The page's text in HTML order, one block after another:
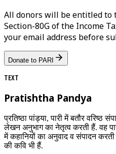
All donors will be entitled to
Section-80G of the Income
your email address before
Donate to PARI
TEXT
Pratishtha Pandya
प्रतिष्ठा पांड्या, पारी में बतौर वरिष्ठ
लेखन अनुभाग का नेतृत्व करती हैं. वह
में कहानियों का अनुवाद व संपादन करती
की कवि भी हैं.